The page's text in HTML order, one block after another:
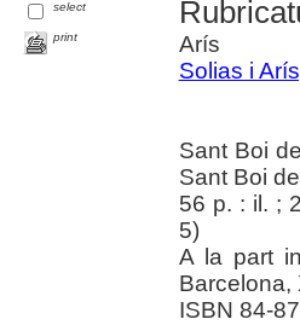
select
print
Arís
Solias i
Sant Boi
Sant Boi
56 p. : il. ;
5)
A la part
Barcelona,
ISBN 84-